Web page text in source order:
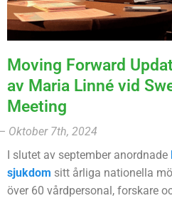
Moving Forward
av Maria Linné vid
Meeting
Oktober 7th, 2024
I slutet av september anordnade
sjukdom sitt årliga nationella
över 60 vårdpersonal, forskare